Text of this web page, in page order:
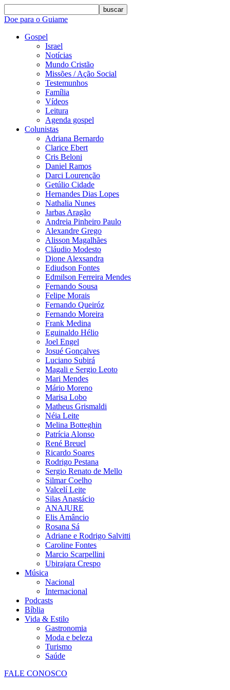
buscar
Doe para o Guiame
Gospel
Israel
Notícias
Mundo Cristão
Missões / Ação Social
Testemunhos
Família
Vídeos
Leitura
Agenda gospel
Colunistas
Adriana Bernardo
Clarice Ebert
Cris Beloni
Daniel Ramos
Darci Lourenção
Getúlio Cidade
Hernandes Dias Lopes
Nathalia Nunes
Jarbas Aragão
Andreia Pinheiro Paulo
Alexandre Grego
Alisson Magalhães
Cláudio Modesto
Dione Alexsandra
Ediudson Fontes
Edmilson Ferreira Mendes
Fernando Sousa
Felipe Morais
Fernando Queiróz
Fernando Moreira
Frank Medina
Eguinaldo Hélio
Joel Engel
Josué Gonçalves
Luciano Subirá
Magali e Sergio Leoto
Mari Mendes
Mário Moreno
Marisa Lobo
Matheus Grismaldi
Néia Leite
Melina Botteghin
Patrícia Alonso
René Breuel
Ricardo Soares
Rodrigo Pestana
Sergio Renato de Mello
Silmar Coelho
Valcelí Leite
Silas Anastácio
ANAJURE
Elis Amâncio
Rosana Sá
Adriane e Rodrigo Salvitti
Caroline Fontes
Marcio Scarpellini
Ubirajara Crespo
Música
Nacional
Internacional
Podcasts
Bíblia
Vida & Estilo
Gastronomia
Moda e beleza
Turismo
Saúde
FALE CONOSCO